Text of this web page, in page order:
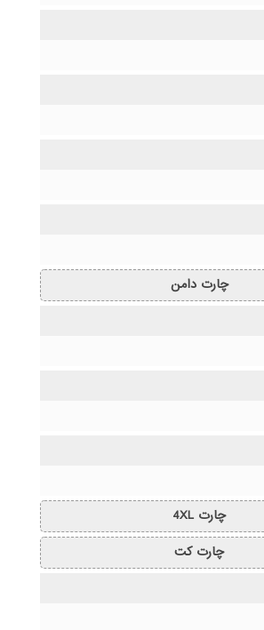
چارت دامن
چارت 4XL
چارت کت